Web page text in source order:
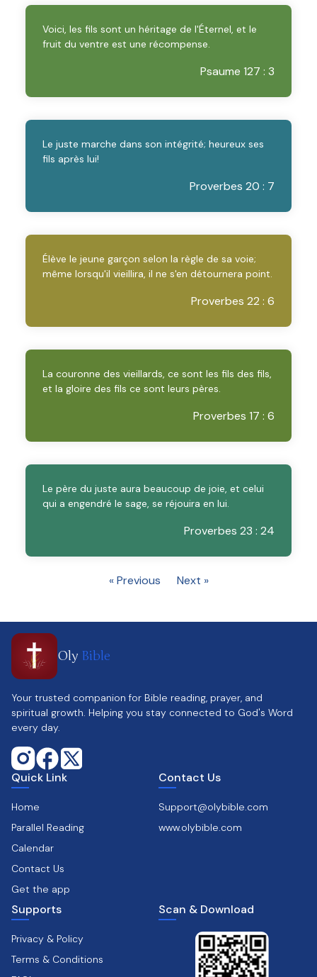
Voici, les fils sont un héritage de l'Éternel, et le
fruit du ventre est une récompense.
Psaume 127 : 3
Le juste marche dans son intégrité; heureux ses
fils après lui!
Proverbes 20 : 7
Élève le jeune garçon selon la règle de sa voie;
même lorsqu'il vieillira, il ne s'en détournera point.
Proverbes 22 : 6
La couronne des vieillards, ce sont les fils des fils,
et la gloire des fils ce sont leurs pères.
Proverbes 17 : 6
Le père du juste aura beaucoup de joie, et celui
qui a engendré le sage, se réjouira en lui.
Proverbes 23 : 24
« Previous Next »
Oly Bible
Your trusted companion for Bible reading, prayer, and
spiritual growth. Helping you stay connected to God's Word
every day.
Quick Link
Home
Parallel Reading
Calendar
Contact Us
Get the app
Contact Us
Support@olybible.com
www.olybible.com
Supports
Privacy & Policy
Terms & Conditions
Scan & Download